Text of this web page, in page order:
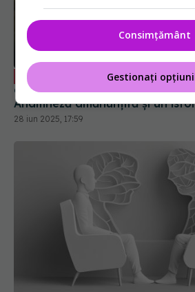
EXCLUSIV
diagnosticată cu cancer. Conf.
Anamneză amănunțită și un
Consimțământ
Gestionați